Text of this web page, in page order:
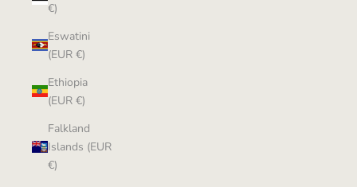
€)
Eswatini
(EUR €)
Ethiopia
(EUR €)
Falkland
Islands (EUR
€)